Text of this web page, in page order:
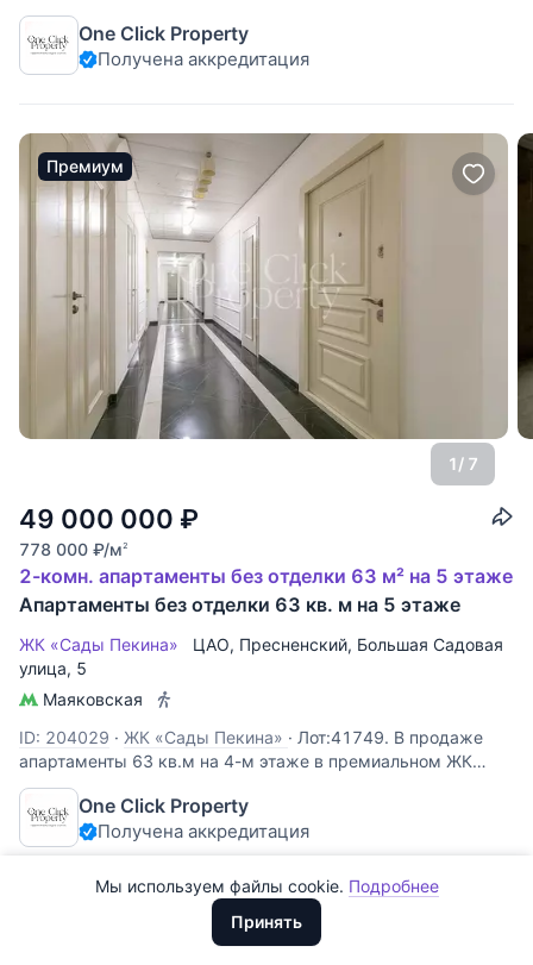
премиального класса Neva Towers с потрясающими
видами на Сити и Москва-реку! Панорамные окна, высокие
потолки 3,2 метра. Дизайнерский ремонт, дорогие
One Click Property
Получена аккредитация
Премиум
1/ 7
49 000 000 ₽
778 000 ₽/м2
2-комн. апартаменты без отделки 63 м² на 5 этаже
Апартаменты без отделки 63 кв. м на 5 этаже
ЖК «Сады Пекина» ЦАО, Пресненский, Большая Садовая
улица, 5
Маяковская
ID: 204029 · ЖК «Сады Пекина» · Лот:41749. В продаже
апартаменты 63 кв.м на 4-м этаже в премиальном ЖК
"Сады Пекина". Планировкой предусмотрена 1 спальня,
просторная кухня-гостиная, гардеробная. Виды в
ухоженный внутренний двор! Огороженная территория,
One Click Property
Получена аккредитация
Сегодня 0
Вчера
За неделю
ДолларыМы используем файлы cookie. Подробнее
ООО "ХоумХантер" использует cookie для обеспечения
функционирования веб-сайта, аналитики действий на веб-сайте
Принять